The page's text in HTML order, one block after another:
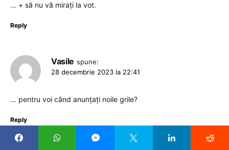
… + să nu vă mirați la vot.
Reply
Vasile spune:
28 decembrie 2023 la 22:41
… pentru voi când anunțați noile grile?
Reply